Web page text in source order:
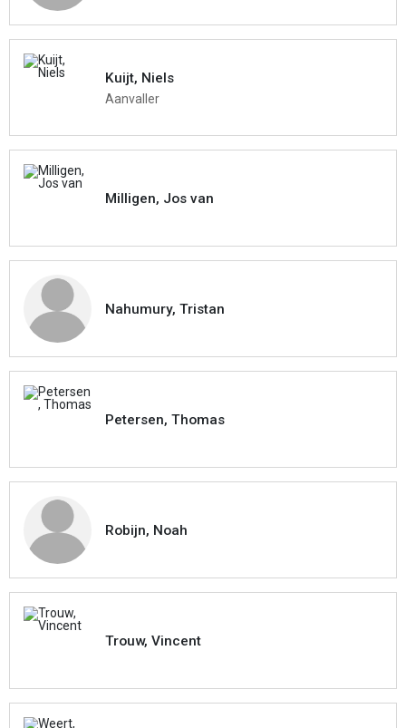
Kuijt, Niels
Aanvaller
Milligen, Jos van
Nahumury, Tristan
Petersen, Thomas
Robijn, Noah
Trouw, Vincent